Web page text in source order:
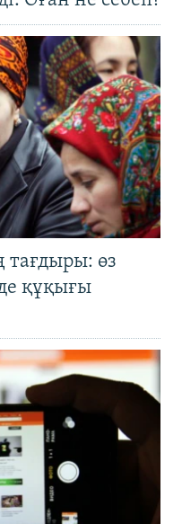
тағдыры: өз
құқығы